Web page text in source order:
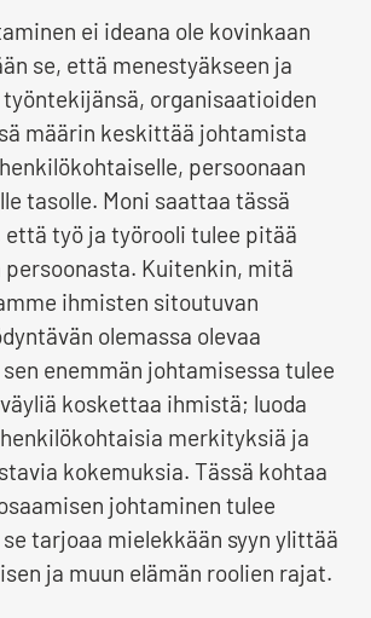
ei ideana ole kovinkaan
se, että menestyäkseen ja
organisaatioiden
määrin keskittää johtamista
persoonaan
tasolle. Moni saattaa tässä
että työ ja työrooli tulee pitää
persoonasta. Kuitenkin, mitä
ihmisten sitoutuvan
olemassa olevaa
enemmän johtamisessa tulee
koskettaa ihmistä; luoda
merkityksiä ja
kokemuksia. Tässä kohtaa
johtaminen tulee
tarjoaa mielekkään syyn ylittää
ja muun elämän roolien rajat.